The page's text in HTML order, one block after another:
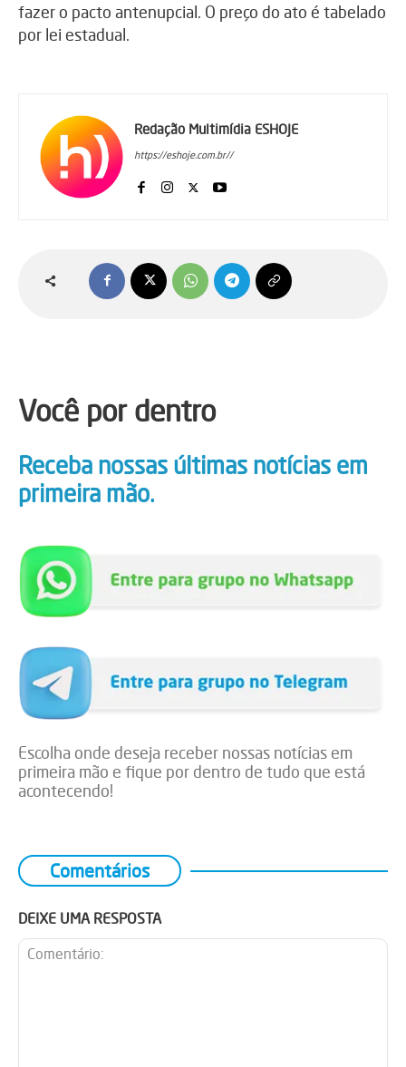
fazer o pacto antenupcial. O preço do ato é tabelado
por lei estadual.
Redação Multimídia ESHOJE
https://eshoje.com.br//
Você por dentro
Receba nossas últimas notícias em
primeira mão.
Escolha onde deseja receber nossas notícias em
primeira mão e fique por dentro de tudo que está
acontecendo!
Comentários
DEIXE UMA RESPOSTA